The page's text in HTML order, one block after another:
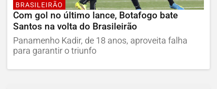
BRASILEIRÃO
Com gol no último lance, Botafogo bate
Santos na volta do Brasileirão
Panamenho Kadir, de 18 anos, aproveita falha
para garantir o triunfo